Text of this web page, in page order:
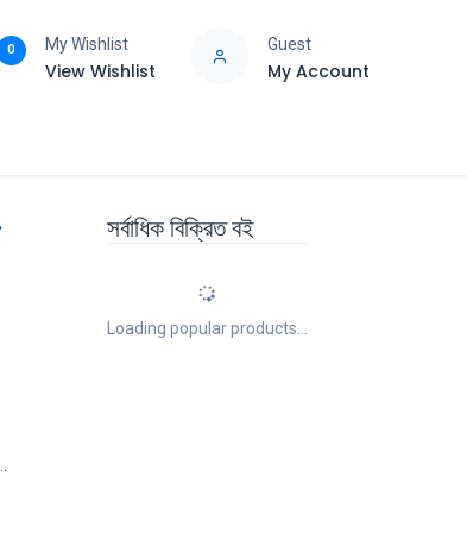
0 My Wishlist
View Wishlist
Guest
My Account
সর্বাধিক বিক্রিত বই
Loading popular products...